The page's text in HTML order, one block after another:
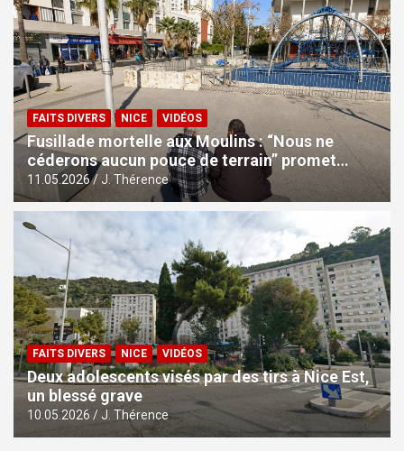
FAITS DIVERS NICE VIDÉOS
Fusillade mortelle aux Moulins : “Nous ne
céderons aucun pouce de terrain” promet
l’Etat
11.05.2026 J. Thérence
FAITS DIVERS NICE VIDÉOS
Deux adolescents visés par des tirs à Nice Est,
un blessé grave
10.05.2026 J. Thérence